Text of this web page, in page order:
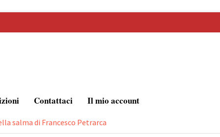
Contattaci Il mio account
salma di Francesco Petrarca